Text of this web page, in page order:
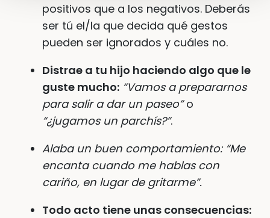
positivos que a los negativos. Deberás
ser tú el/la que decida qué gestos
pueden ser ignorados y cuáles no.
Distrae a tu hijo haciendo algo que le
guste mucho: “Vamos a prepararnos
para salir a dar un paseo”o
“¿jugamos un parchís?”.
Alaba un buen comportamiento: “Me
encanta cuando me hablas con
cariño, en lugar de gritarme”.
Todo acto tiene unas consecuencias: